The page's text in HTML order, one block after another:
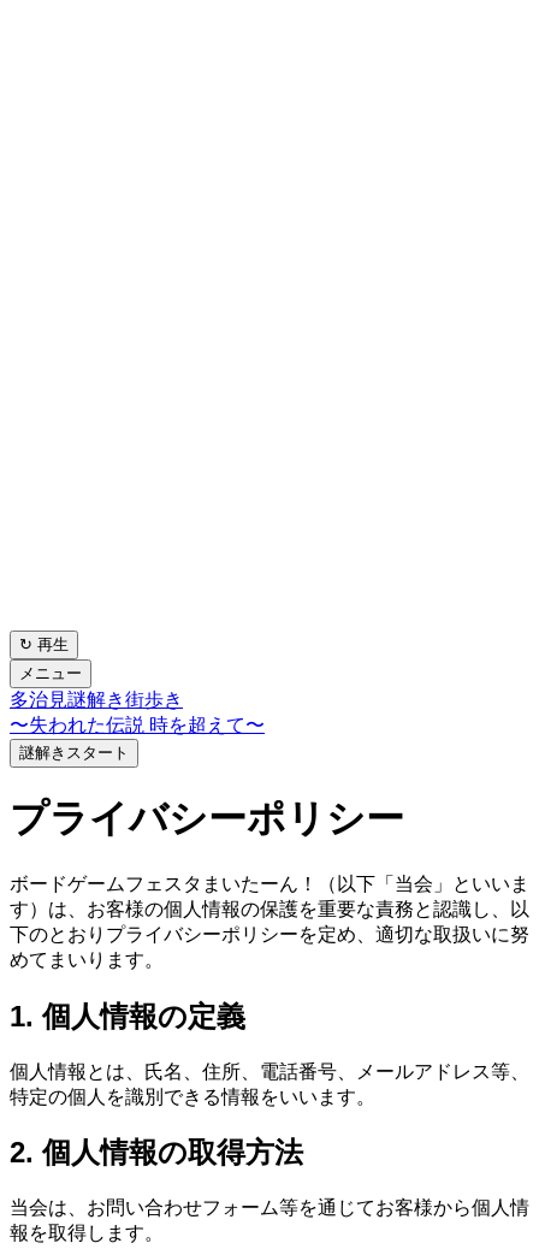
↻ 再生
メニュー
多治見謎解き街歩き
〜失われた伝説 時を超えて〜
謎解き スタート
プライバシーポリシー
ボードゲームフェスタまいたーん！（以下「当会」といいま
す）は、お客様の個人情報の保護を重要な責務と認識し、以
下のとおりプライバシーポリシーを定め、適切な取扱いに努
めてまいります。
1. 個人情報の定義
個人情報とは、氏名、住所、電話番号、メールアドレス等、
特定の個人を識別できる情報をいいます。
2. 個人情報の取得方法
当会は、お問い合わせフォーム等を通じてお客様から個人情
報を取得します。